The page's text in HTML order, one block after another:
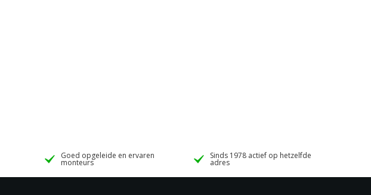
Goed opgeleide en ervaren
monteurs
Sinds 1978 actief op hetzelfde
adres